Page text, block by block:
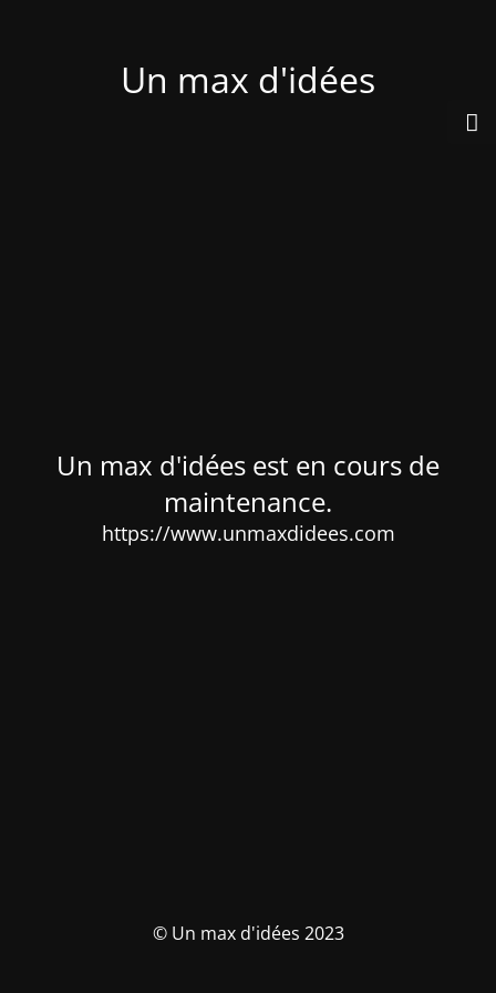
Un max d'idées
Un max d'idées est en cours de
maintenance.
https://www.unmaxdidees.com
© Un max d'idées 2023